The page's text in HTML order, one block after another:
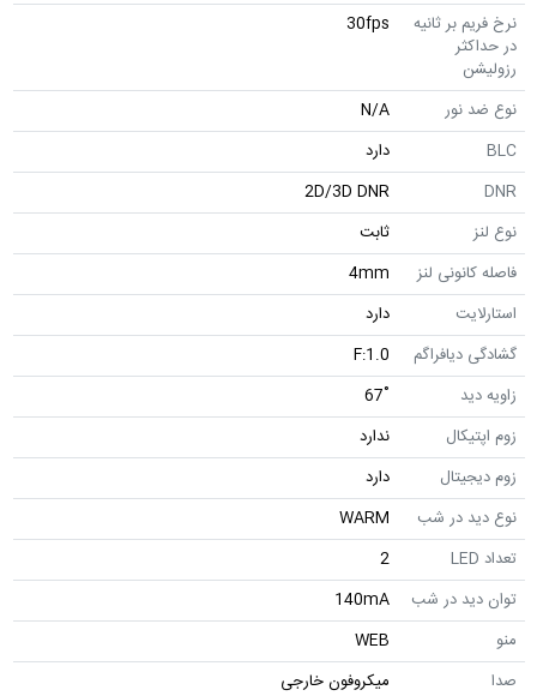
نرخ فریم بر ثانیه
در حداکثر
رزولیشن
30fps
نوع ضد نور
N/A
BLC
دارد
DNR
2D/3D DNR
نوع لنز
ثابت
فاصله کانونی لنز
4mm
استارلایت
دارد
گشادگی دیافراگم
F:1.0
زاویه دید
˚67
زوم اپتیکال
ندارد
زوم دیجیتال
دارد
نوع دید در شب
WARM
تعداد LED
2
توان دید در شب
140mA
منو
WEB
صدا
میکروفون خارجی